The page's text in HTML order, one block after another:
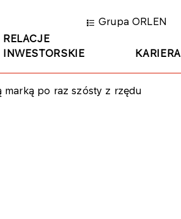
RELACJE
INWESTORSKIE
KARIERA
Grupa ORLEN
marką po raz szósty z rzędu